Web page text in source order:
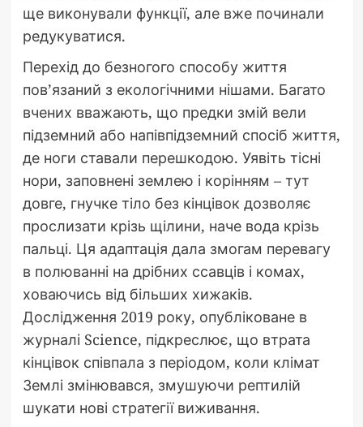
ще виконували функції, але вже починали
редукуватися.
Перехід до безногого способу життя
пов’язаний з екологічними нішами. Багато
вчених вважають, що предки змій вели
підземний або напівпідземний спосіб життя,
де ноги ставали перешкодою. Уявіть тісні
нори, заповнені землею і корінням – тут
довге, гнучке тіло без кінцівок дозволяє
прослизати крізь щілини, наче вода крізь
пальці. Ця адаптація дала змогам перевагу
в полюванні на дрібних ссавців і комах,
ховаючись від більших хижаків.
Дослідження 2019 року, опубліковане в
журналі Science, підкреслює, що втрата
кінцівок співпала з періодом, коли клімат
Землі змінювався, змушуючи рептилій
шукати нові стратегії виживання.